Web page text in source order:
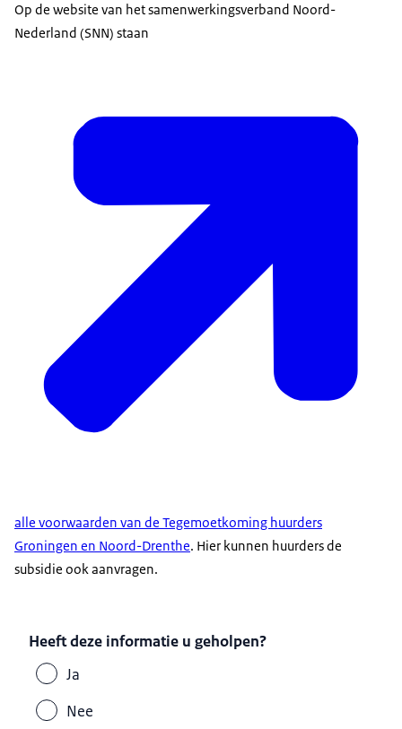
Op de website van het samenwerkingsverband Noord-
Nederland (SNN) staan
alle voorwaarden van de Tegemoetkoming huurders
Groningen en Noord-Drenthe. Hier kunnen huurders de
subsidie ook aanvragen.
Heeft deze informatie u geholpen?
Ja
Nee